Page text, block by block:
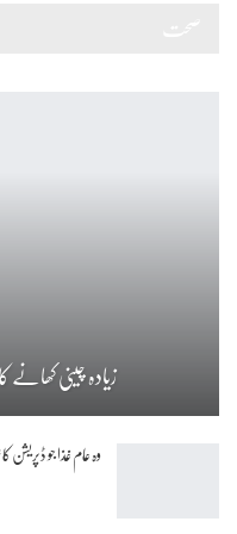
زیادہ چینی کھانے
وہ عام غذا جو ڈپریشن